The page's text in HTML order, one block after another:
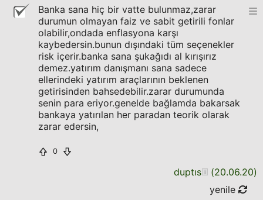
Banka sana hiç bir vatte bulunmaz,zarar
durumun olmayan faiz ve sabit getirili fonlar
olabilir,ondada enflasyona karşı
kaybedersin.bunun dışındaki tüm seçenekler
risk içerir.banka sana şukağıdı al kırışırız
demez.yatırım danışmanı sana sadece
ellerindeki yatırım araçlarının beklenen
getirisinden bahsedebilir.zarar durumunda
senin para eriyor.genelde bağlamda bakarsak
bankaya yatırılan her paradan teorik olarak
zarar edersin,
0
duptıs (20.06.20)
yenile